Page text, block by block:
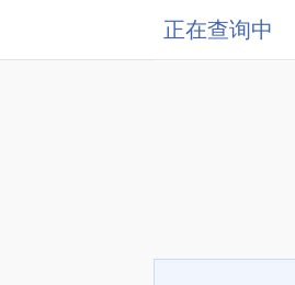
正在查询中